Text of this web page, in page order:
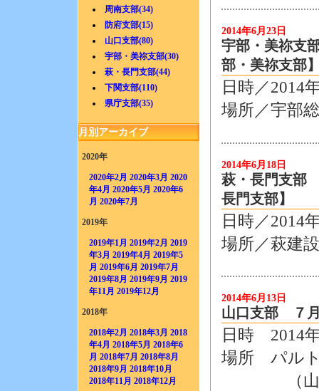
周南支部(34)
防府支部(15)
山口支部(80)
宇部・美祢支部(30)
萩・長門支部(44)
下関支部(110)
県庁支部(35)
月別アーカイブ
2020年
2020年2月 2020年3月 2020
年4月 2020年5月 2020年6
月 2020年7月
2019年
2019年1月 2019年2月 2019
年3月 2019年4月 2019年5
月 2019年6月 2019年7月
2019年8月 2019年9月 2019
年11月 2019年12月
2018年
2018年2月 2018年3月 2018
年4月 2018年5月 2018年6
月 2018年7月 2018年8月
2018年9月 2018年10月
2018年11月 2018年12月
2014年6月23日
宇部・美祢支
部・美祢支部
日時／2014
場所／宇部
2014年6月18日
萩・長門支部
長門支部】
日時／2014
場所／萩建
2014年6月13日
山口支部 ７月
日時 2014
場所 パル
（山口